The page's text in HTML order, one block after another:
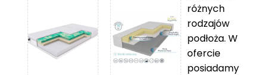
8
739 zł
6
044 zł
różnych
rodzajów
podłoża. W
ofercie
posiadamy